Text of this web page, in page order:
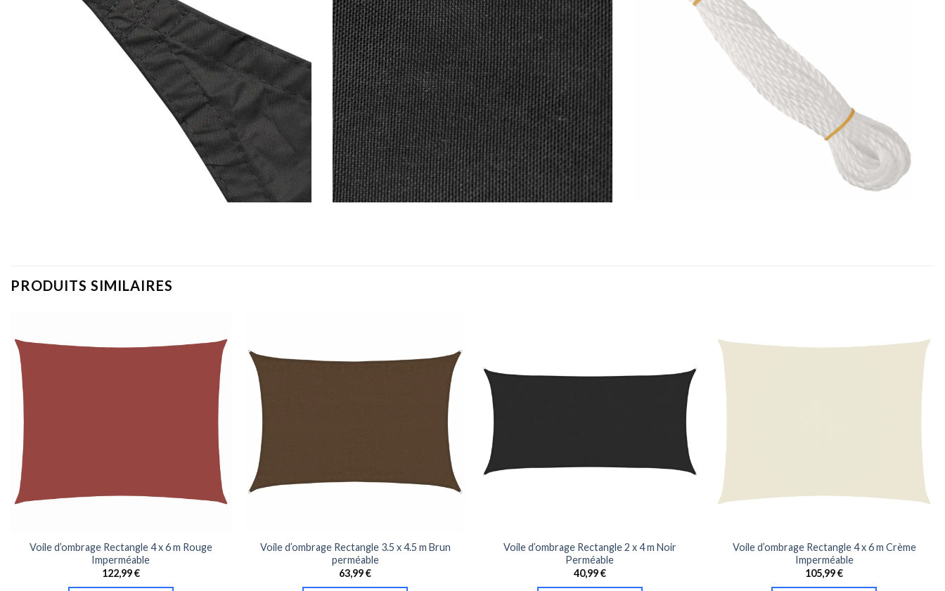
PRODUITS SIMILAIRES
Voile d’ombrage Rectangle 4 x 6 m Rouge
Imperméable
122,99€
Voile d’ombrage Rectangle 3.5 x 4.5 m Brun
perméable
63,99€
Voile d’ombrage Rectangle 2 x 4 m Noir
Perméable
40,99€
Voile d’ombrage Rectangle 4 x 6 m Crème
Imperméable
105,99€